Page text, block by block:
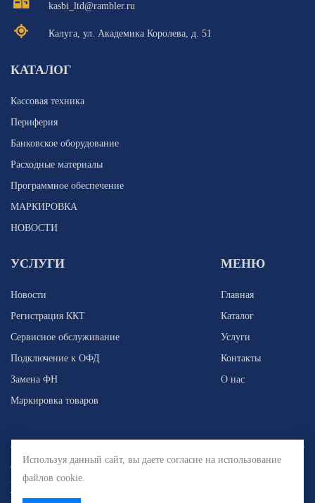
kasbi_ltd@rambler.ru
Калуга, ул. Академика Королева, д. 51
КАТАЛОГ
Кассовая техника
Периферия
Банковское оборудование
Расходные материалы
Программное обеспечение
МАРКИРОВКА
НОВОСТИ
УСЛУГИ
Новости
Регистрация ККТ
Сервисное обслуживание
Подключение к ОФД
Замена ФН
Маркировка товаров
МЕНЮ
Главная
Каталог
Услуги
Контакты
О нас
Copyright © 2010 - 2026. КАСБИ ЛТД КАЛУГА. Разработка и продвижение -
Vegas Studio
Используя данный сайт, вы даете согласие на использование
файлов cookie.